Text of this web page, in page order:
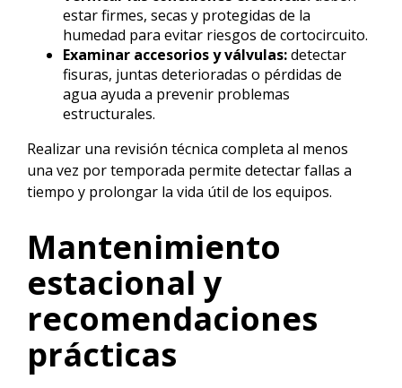
estar firmes, secas y protegidas de la
humedad para evitar riesgos de cortocircuito.
Examinar accesorios y válvulas:detectar
fisuras, juntas deterioradas o pérdidas de
agua ayuda a prevenir problemas
estructurales.
Realizar una revisión técnica completa al menos
una vez por temporada permite detectar fallas a
tiempo y prolongar la vida útil de los equipos.
Mantenimiento
estacional y
recomendaciones
prácticas